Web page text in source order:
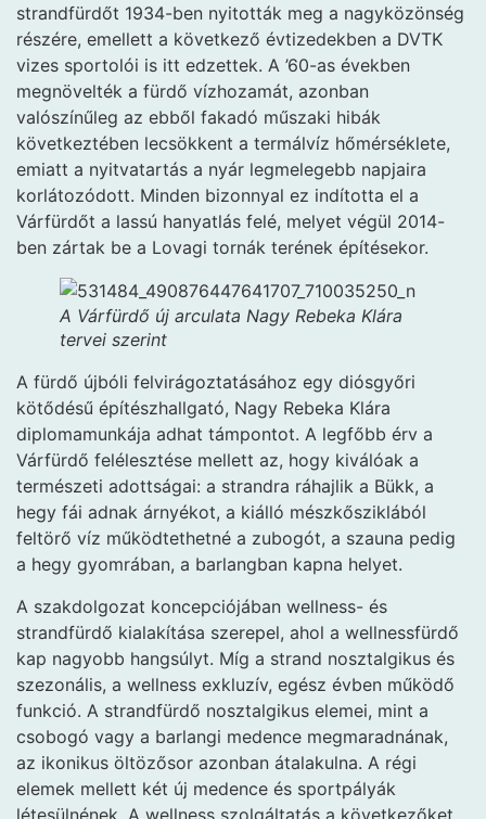
strandfürdőt 1934-ben nyitották meg a nagyközönség
részére, emellett a következő évtizedekben a DVTK
vizes sportolói is itt edzettek. A ’60-as években
megnövelték a fürdő vízhozamát, azonban
valószínűleg az ebből fakadó műszaki hibák
következtében lecsökkent a termálvíz hőmérséklete,
emiatt a nyitvatartás a nyár legmelegebb napjaira
korlátozódott. Minden bizonnyal ez indította el a
Várfürdőt a lassú hanyatlás felé, melyet végül 2014-
ben zártak be a Lovagi tornák terének építésekor.
A Várfürdő új arculata Nagy Rebeka Klára
tervei szerint
A fürdő újbóli felvirágoztatásához egy diósgyőri
kötődésű építészhallgató, Nagy Rebeka Klára
diplomamunkája adhat támpontot. A legfőbb érv a
Várfürdő felélesztése mellett az, hogy kiválóak a
természeti adottságai: a strandra ráhajlik a Bükk, a
hegy fái adnak árnyékot, a kiálló mészkősziklából
feltörő víz működtethetné a zubogót, a szauna pedig
a hegy gyomrában, a barlangban kapna helyet.
A szakdolgozat koncepciójában wellness- és
strandfürdő kialakítása szerepel, ahol a wellnessfürdő
kap nagyobb hangsúlyt. Míg a strand nosztalgikus és
szezonális, a wellness exkluzív, egész évben működő
funkció. A strandfürdő nosztalgikus elemei, mint a
csobogó vagy a barlangi medence megmaradnának,
az ikonikus öltözősor azonban átalakulna. A régi
elemek mellett két új medence és sportpályák
létesülnének. A wellness szolgáltatás a következőket